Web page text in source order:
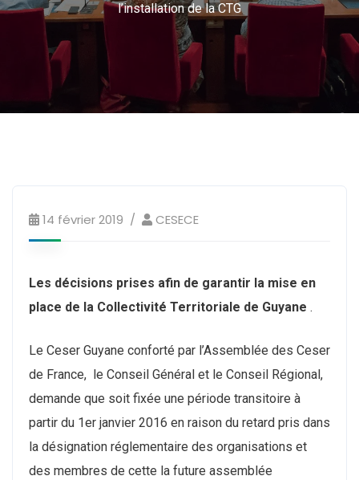
l’installation de la CTG
14 février 2019 CESECE
Les décisions prises afin de garantir la mise en
place de la Collectivité Territoriale de Guyane .
Le Ceser Guyane conforté par l’Assemblée des Ceser
de France, le Conseil Général et le Conseil Régional,
demande que soit fixée une période transitoire à
partir du 1er janvier 2016 en raison du retard pris dans
la désignation réglementaire des organisations et
des membres de cette la future assemblée